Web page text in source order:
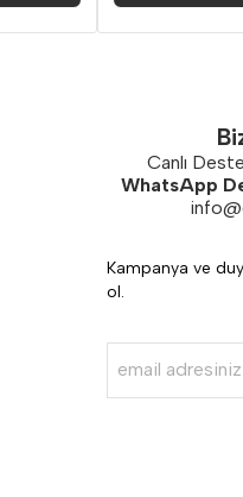
Canlı
WhatsApp
Kampanya ve
ol.